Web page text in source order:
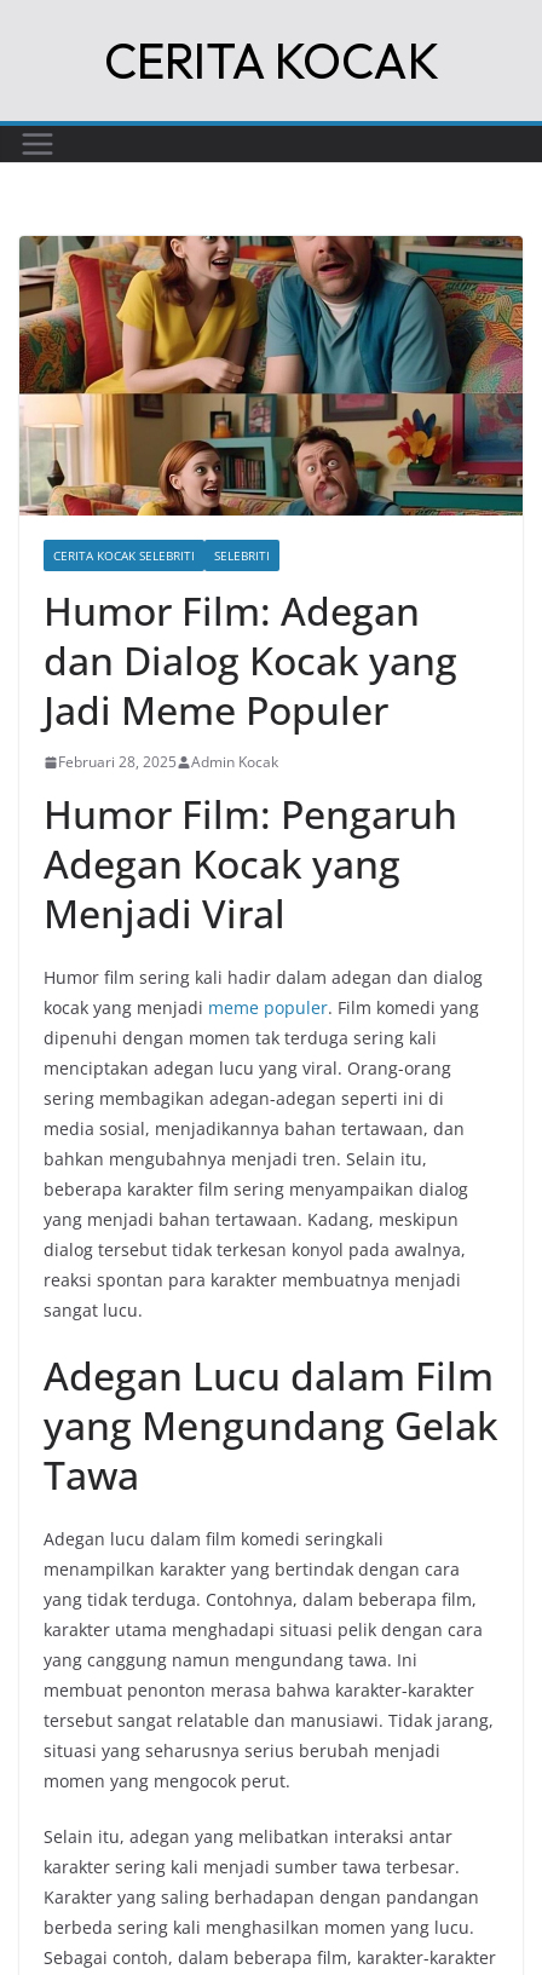
CERITA KOCAK
CERITA KOCAK SELEBRITI SELEBRITI
Humor Film: Adegan
dan Dialog Kocak yang
Jadi Meme Populer
Februari 28, 2025 Admin Kocak
Humor Film: Pengaruh
Adegan Kocak yang
Menjadi Viral
Humor film sering kali hadir dalam adegan dan dialog
kocak yang menjadi meme populer. Film komedi yang
dipenuhi dengan momen tak terduga sering kali
menciptakan adegan lucu yang viral. Orang-orang
sering membagikan adegan-adegan seperti ini di
media sosial, menjadikannya bahan tertawaan, dan
bahkan mengubahnya menjadi tren. Selain itu,
beberapa karakter film sering menyampaikan dialog
yang menjadi bahan tertawaan. Kadang, meskipun
dialog tersebut tidak terkesan konyol pada awalnya,
reaksi spontan para karakter membuatnya menjadi
sangat lucu.
Adegan Lucu dalam Film
yang Mengundang Gelak
Tawa
Adegan lucu dalam film komedi seringkali
menampilkan karakter yang bertindak dengan cara
yang tidak terduga. Contohnya, dalam beberapa film,
karakter utama menghadapi situasi pelik dengan cara
yang canggung namun mengundang tawa. Ini
membuat penonton merasa bahwa karakter-karakter
tersebut sangat relatable dan manusiawi. Tidak jarang,
situasi yang seharusnya serius berubah menjadi
momen yang mengocok perut.
Selain itu, adegan yang melibatkan interaksi antar
karakter sering kali menjadi sumber tawa terbesar.
Karakter yang saling berhadapan dengan pandangan
berbeda sering kali menghasilkan momen yang lucu.
Sebagai contoh, dalam beberapa film, karakter-karakter